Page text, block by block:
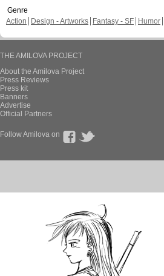
Genre
Action
Design - Artworks Fantasy - SF Humor
THE AMILOVA PROJECT
About the Amilova Project
Press Reviews
Press kit
Banners
Advertise
Official Partners
Follow Amilova on